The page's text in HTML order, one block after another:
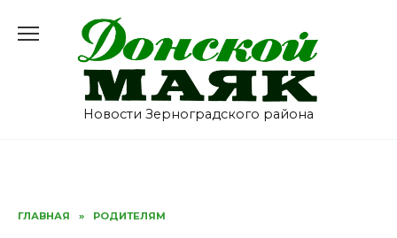
содержанию
Новости Зерноградского района
ГЛАВНАЯ » РОДИТЕЛЯМ